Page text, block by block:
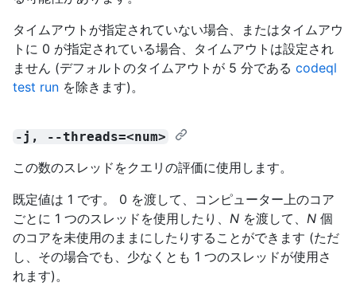
タイムアウトが指定されていない場合、またはタイムアウ
トに 0 が指定されている場合、タイムアウトは設定され
ません (デフォルトのタイムアウトが 5 分である codeql
test run を除きます)。
-j, --threads=<num>
この数のスレッドをクエリの評価に使用します。
既定値は 1 です。 0 を渡して、コンピューター上のコア
ごとに 1 つのスレッドを使用したり、 N を渡して、 N 個
のコアを未使用のままにしたりすることができます (ただ
し、その場合でも、少なくとも 1 つのスレッドが使用さ
れます)。